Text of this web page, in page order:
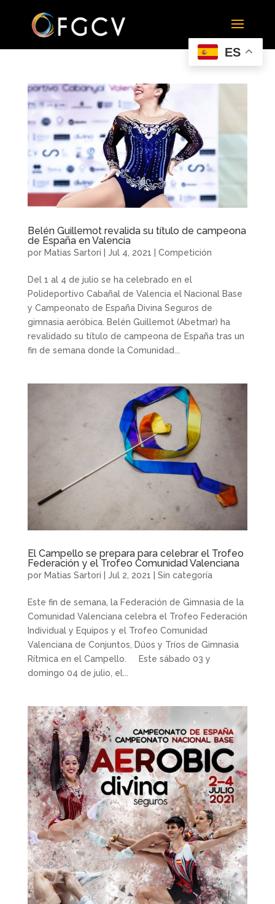
Belén Guillemot revalida su título de campeona
de España en Valencia
por Matias Sartori | Jul 4, 2021 | Competición
Del 1 al 4 de julio se ha celebrado en el
Polideportivo Cabañal de Valencia el Nacional Base
y Campeonato de España Divina Seguros de
gimnasia aeróbica. Belén Guillemot (Abetmar) ha
revalidado su título de campeona de España tras un
fin de semana donde la Comunidad...
El Campello se prepara para celebrar el Trofeo
Federación y el Trofeo Comunidad Valenciana
por Matias Sartori | Jul 2, 2021 | Sin categoría
Este fin de semana, la Federación de Gimnasia de la
Comunidad Valenciana celebra el Trofeo Federación
Individual y Equipos y el Trofeo Comunidad
Valenciana de Conjuntos, Dúos y Tríos de Gimnasia
Rítmica en el Campello. Este sábado 03 y
domingo 04 de julio, el...
ES